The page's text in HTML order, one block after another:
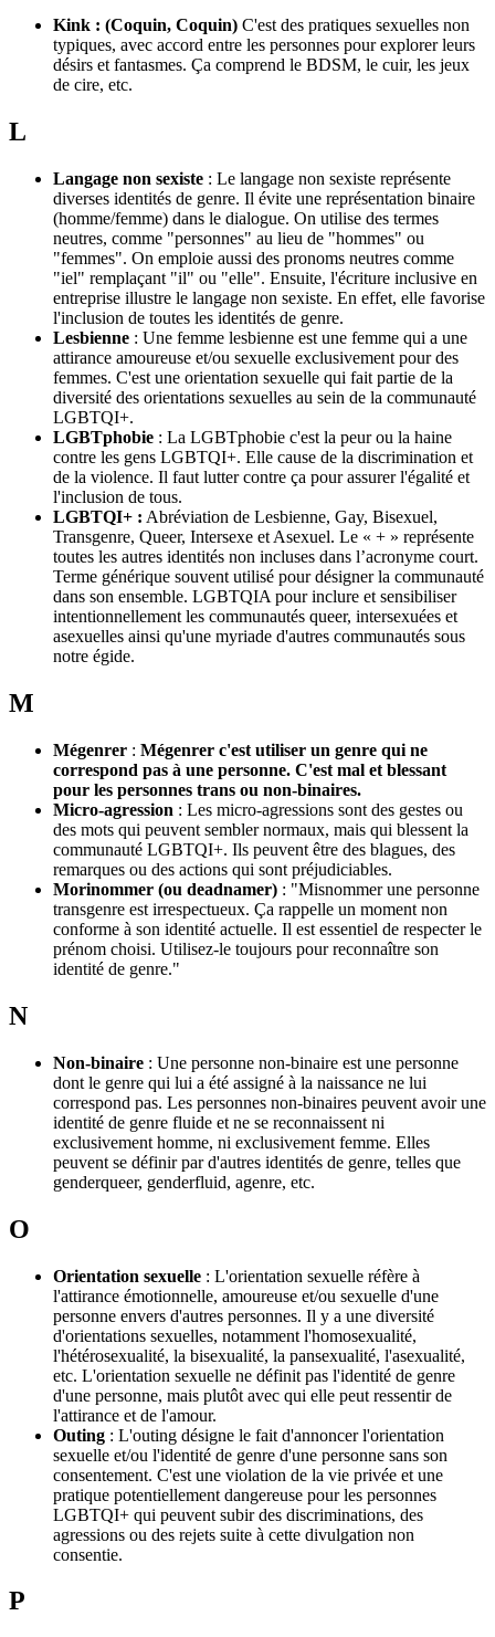
Kink : (Coquin, Coquin) C'est des pratiques sexuelles non
typiques, avec accord entre les personnes pour explorer leurs
désirs et fantasmes. Ça comprend le BDSM, le cuir, les jeux
de cire, etc.
L
Langage non sexiste : Le langage non sexiste représente
diverses identités de genre. Il évite une représentation binaire
(homme/femme) dans le dialogue. On utilise des termes
neutres, comme "personnes" au lieu de "hommes" ou
"femmes". On emploie aussi des pronoms neutres comme
"iel" remplaçant "il" ou "elle". Ensuite, l'écriture inclusive en
entreprise illustre le langage non sexiste. En effet, elle favorise
l'inclusion de toutes les identités de genre.
Lesbienne : Une femme lesbienne est une femme qui a une
attirance amoureuse et/ou sexuelle exclusivement pour des
femmes. C'est une orientation sexuelle qui fait partie de la
diversité des orientations sexuelles au sein de la communauté
LGBTQI+.
LGBTphobie : La LGBTphobie c'est la peur ou la haine
contre les gens LGBTQI+. Elle cause de la discrimination et
de la violence. Il faut lutter contre ça pour assurer l'égalité et
l'inclusion de tous.
LGBTQI+ : Abréviation de Lesbienne, Gay, Bisexuel,
Transgenre, Queer, Intersexe et Asexuel. Le « + » représente
toutes les autres identités non incluses dans l’acronyme court.
Terme générique souvent utilisé pour désigner la communauté
dans son ensemble. LGBTQIA pour inclure et sensibiliser
intentionnellement les communautés queer, intersexuées et
asexuelles ainsi qu'une myriade d'autres communautés sous
notre égide.
M
Mégenrer : Mégenrer c'est utiliser un genre qui ne
correspond pas à une personne. C'est mal et blessant
pour les personnes trans ou non-binaires.
Micro-agression : Les micro-agressions sont des gestes ou
des mots qui peuvent sembler normaux, mais qui blessent la
communauté LGBTQI+. Ils peuvent être des blagues, des
remarques ou des actions qui sont préjudiciables.
Morinommer (ou deadnamer) : "Misnommer une personne
transgenre est irrespectueux. Ça rappelle un moment non
conforme à son identité actuelle. Il est essentiel de respecter le
prénom choisi. Utilisez-le toujours pour reconnaître son
identité de genre."
N
Non-binaire : Une personne non-binaire est une personne
dont le genre qui lui a été assigné à la naissance ne lui
correspond pas. Les personnes non-binaires peuvent avoir une
identité de genre fluide et ne se reconnaissent ni
exclusivement homme, ni exclusivement femme. Elles
peuvent se définir par d'autres identités de genre, telles que
genderqueer, genderfluid, agenre, etc.
O
Orientation sexuelle : L'orientation sexuelle réfère à
l'attirance émotionnelle, amoureuse et/ou sexuelle d'une
personne envers d'autres personnes. Il y a une diversité
d'orientations sexuelles, notamment l'homosexualité,
l'hétérosexualité, la bisexualité, la pansexualité, l'asexualité,
etc. L'orientation sexuelle ne définit pas l'identité de genre
d'une personne, mais plutôt avec qui elle peut ressentir de
l'attirance et de l'amour.
Outing : L'outing désigne le fait d'annoncer l'orientation
sexuelle et/ou l'identité de genre d'une personne sans son
consentement. C'est une violation de la vie privée et une
pratique potentiellement dangereuse pour les personnes
LGBTQI+ qui peuvent subir des discriminations, des
agressions ou des rejets suite à cette divulgation non
consentie.
P